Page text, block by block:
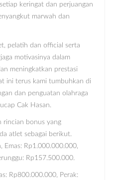
keringat dan perjuangan
marwah dan
pelatih dan official serta
motivasinya dalam
meningkatkan prestasi
ini terus kami tumbuhkan di
dan penguatan olahraga
Cak Hasan.
rincian bonus yang
atlet sebagai berikut.
Emas: Rp1.000.000.000,
Rp157.500.000.
Rp800.000.000, Perak: